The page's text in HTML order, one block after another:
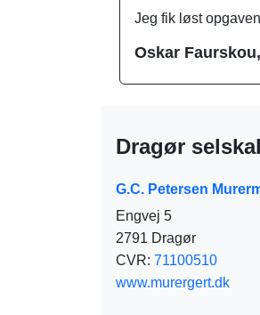
Jeg fik løst
Oskar
Dragør
G.C. Petersen
Engvej 5
2791 Dragør
CVR: 71100510
www.murergert.dk